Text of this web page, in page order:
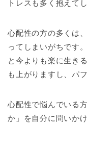
トレスも多く抱えて
心配性の方の多くは
ってしまいがちです
と今よりも楽に生き
も上がりますし、パ
心配性で悩んでいる
か」を自分に問いか